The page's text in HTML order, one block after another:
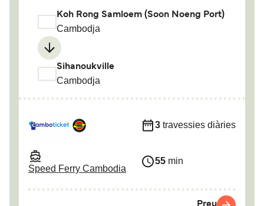
Koh Rong Samloem (Soon Noeng Port)
Cambodja
Sihanoukville
Cambodja
Speed Ferry Cambodia
3 travessies diàries
55 min